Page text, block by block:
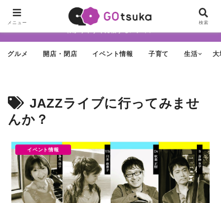
ちょっと怪しげだけど最近どんどん進化する街「大塚」の魅力を面白く・
グルメ 開店・閉店 イベント情報 子育て 生活 大
JAZZライブに行ってみませ
んか？
イベント情報
メニュー 検索